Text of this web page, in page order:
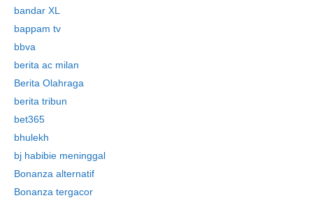
bandar XL
bappam tv
bbva
berita ac milan
Berita Olahraga
berita tribun
bet365
bhulekh
bj habibie meninggal
Bonanza alternatif
Bonanza tergacor